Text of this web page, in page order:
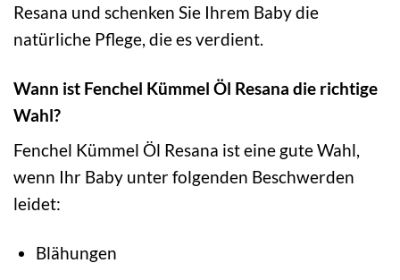
Resana und schenken Sie Ihrem Baby die
natürliche Pflege, die es verdient.
Wann ist Fenchel Kümmel Öl Resana die richtige
Wahl?
Fenchel Kümmel Öl Resana ist eine gute Wahl,
wenn Ihr Baby unter folgenden Beschwerden
leidet:
Blähungen